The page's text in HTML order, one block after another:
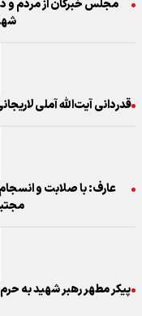
مجلس خبرگان از مردم و
قدردانی آیت‌الله آملی
عارف: با صلابت و انسجام
پیکر مطهر رهبر شهید به